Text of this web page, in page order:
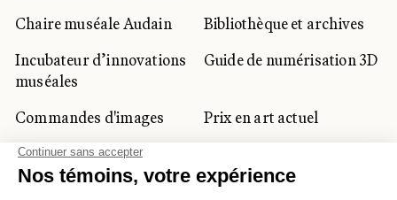
Chaire muséale Audain
Bibliothèque et archives
Incubateur d’innovations
muséales
Guide de numérisation 3D
Commandes d'images
Prix en art actuel
Prix Lynne-Cohen